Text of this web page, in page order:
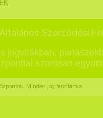
Szerződési
jogvitákban,
szorosan
Minden jog fenntartva